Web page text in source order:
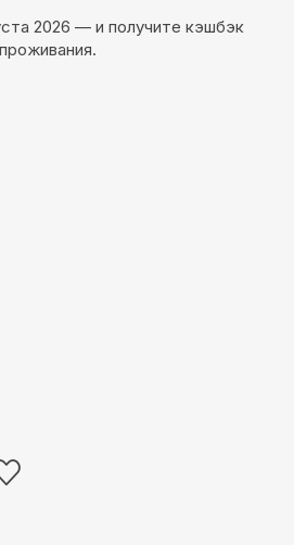
2026 — и получите кэшбэк